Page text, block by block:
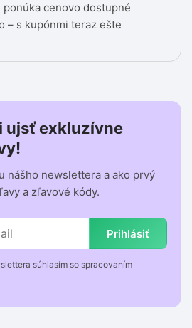
cenovo dostupné
– s kupónmi teraz ešte
ujsť exkluzívne
nášho newslettera a ako prvý
a zľavové kódy.
Prihlásiť
súhlasím so spracovaním